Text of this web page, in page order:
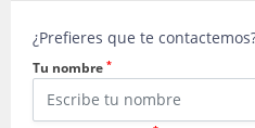
¿Prefieres que te
Tu nombre *